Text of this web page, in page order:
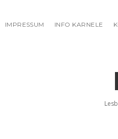
IMPRESSUM INFO KARNELE